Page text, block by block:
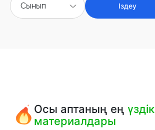
Сынып Іздеу
Осы аптаның еңүздік
материалдары